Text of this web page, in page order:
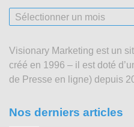
Nos
articles
2003
Visionary Marketing est un
créé en 1996 – il est doté
de Presse en ligne) depuis
Nos derniers articles